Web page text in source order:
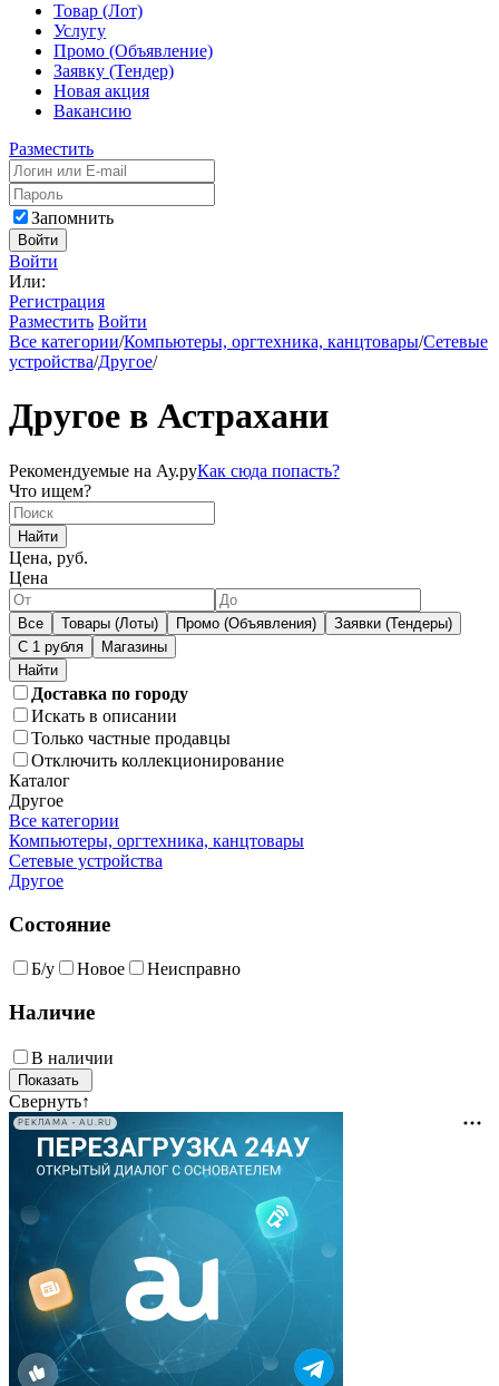
Товар (Лот)
Услугу
Промо (Объявление)
Заявку (Тендер)
Новая акция
Вакансию
Разместить
Запомнить
Войти
Войти
Или:
Регистрация
Разместить Войти
Все категории/Компьютеры, оргтехника, канцтовары/Сетевые
устройства/Другое/
Другое в Астрахани
Рекомендуемые на Ау.руКак сюда попасть?
Что ищем?
Найти
Цена, руб.
Цена
Все Товары (Лоты) Промо (Объявления)
Заявки (Тендеры)
С 1 рубля
Магазины
Доставка по городу
Искать в описании
Только частные продавцы
Отключить коллекционирование
Каталог
Другое
Все категории
Компьютеры, оргтехника, канцтовары
Сетевые устройства
Другое
Состояние
Б/у Новое Неисправно
Наличие
В наличии
Свернуть↑
РЕКЛАМА • AU.RU